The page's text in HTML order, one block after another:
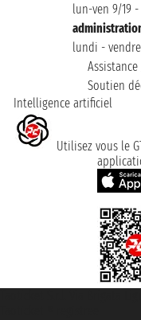
lun-ven 9/19 -
lundi -
Soutien
Intelligence artificiel
Utilisez vous le